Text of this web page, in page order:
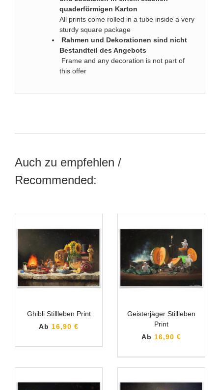
quaderförmigen Karton
All prints come rolled in a tube inside a very
sturdy square package
Rahmen und Dekorationen sind nicht
Bestandteil des Angebots
Frame and any decoration is not part of
this offer
Auch zu empfehlen /
Recommended:
Ghibli Stillleben Print
Ab 16,90 €
Geisterjäger Stillleben
Print
Ab 16,90 €